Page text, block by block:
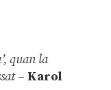
quan la
– Karol